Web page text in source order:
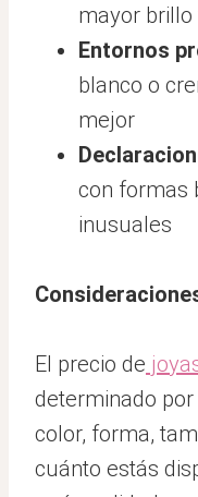
mayor
Entornos
blanco o
mejor
con formas
inusuales
El precio de
determinado
color, forma,
cuánto estás